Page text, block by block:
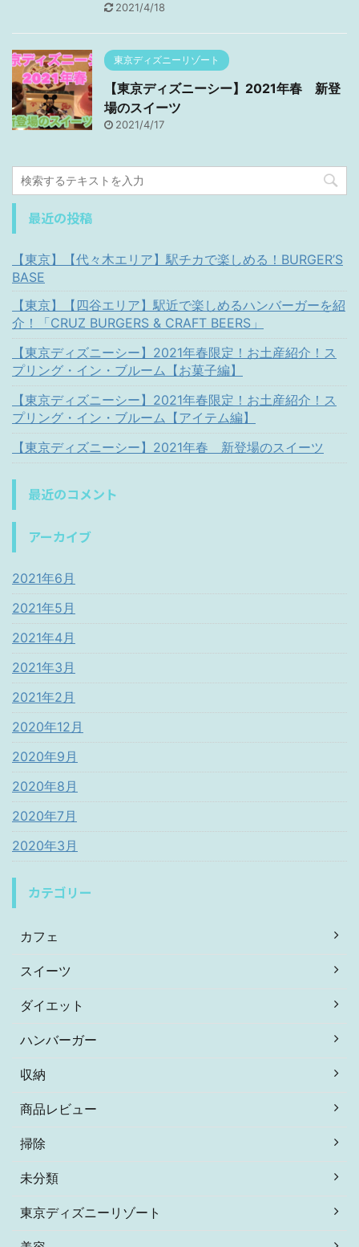
2021/4/18
東京ディズニーリゾート
【東京ディズニーシー】2021年春 新登
場のスイーツ
2021/4/17
最近の投稿
【東京】【代々木エリア】駅チカで楽しめる！BURGER’S
BASE
【東京】【四谷エリア】駅近で楽しめるハンバーガーを紹
介！「CRUZ BURGERS & CRAFT BEERS」
【東京ディズニーシー】2021年春限定！お土産紹介！ス
プリング・イン・ブルーム【お菓子編】
【東京ディズニーシー】2021年春限定！お土産紹介！ス
プリング・イン・ブルーム【アイテム編】
【東京ディズニーシー】2021年春 新登場のスイーツ
最近のコメント
アーカイブ
2021年6月
2021年5月
2021年4月
2021年3月
2021年2月
2020年12月
2020年9月
2020年8月
2020年7月
2020年3月
カテゴリー
カフェ
スイーツ
ダイエット
ハンバーガー
収納
商品レビュー
掃除
未分類
東京ディズニーリゾート